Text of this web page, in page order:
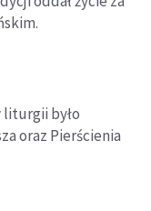
liturgii było
oraz Pierścienia